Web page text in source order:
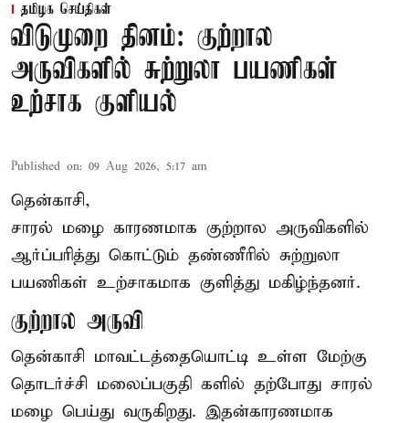
தமிழக செய்திகள்
விடுமுறை தினம்: குற்றால
அருவிகளில் சுற்றுலா பயணிகள்
உற்சாக குளியல்
Published on: 09 Aug 2026, 5:17 am
தென்காசி,
சாரல் மழை காரணமாக குற்றால அருவிகளில்
ஆர்ப்பரித்து கொட்டும் தண்ணீரில் சுற்றுலா
பயணிகள் உற்சாகமாக குளித்து மகிழ்ந்தனர்.
குற்றால அருவி
தென்காசி மாவட்டத்தையொட்டி உள்ள மேற்கு
தொடர்ச்சி மலைப்பகுதி களில் தற்போது சாரல்
மழை பெய்து வருகிறது. இதன்காரணமாக